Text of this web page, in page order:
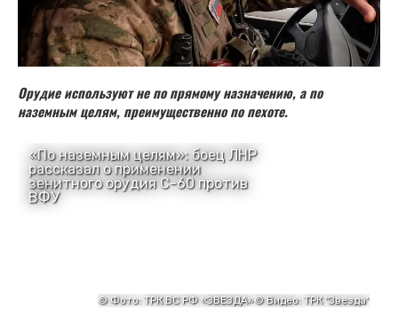
Орудие используют не по прямому назначению, а по
наземным целям, преимущественно по пехоте.